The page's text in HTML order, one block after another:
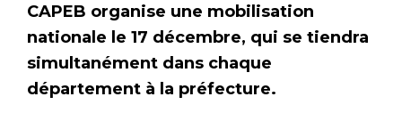
CAPEB organise une mobilisation
nationale le 17 décembre, qui se tiendra
simultanément dans chaque
département à la préfecture.